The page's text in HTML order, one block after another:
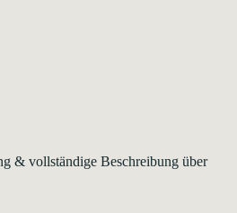
& vollständige Beschreibung über